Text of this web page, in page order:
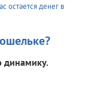
остается денег в
динамику.